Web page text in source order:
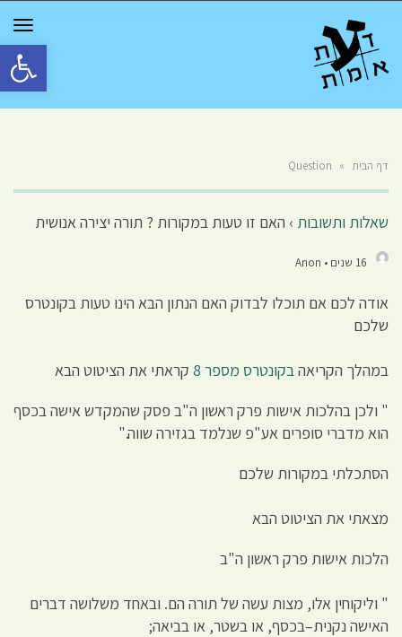
פתח
דף הבית »
Question
שאלות ותשובות › האם זו טעות במקורות ? תורה יצירה אנושית
16 שנים • Anon
אודה לכם אם תוכלו לבדוק האם הנתון הבא הינו טעות בקונטרס
שלכם
במהלך הקריאהבקונטרס מספר 8
קראתי את הציטוט הבא
" ולכן בהלכות אישות פרק ראשון ה"ב פסק שהמקדש אישה בכסף
הוא מדברי סופרים אע"פ שנלמד בגזירה שווה."
הסתכלתי במקורות שלכם
מצאתי את הציטוט הבא
הלכות אישות פרק ראשון ה"ב
" וליקוחין אלו, מצות עשה של תורה הם. ובאחד משלושה דברים
האישה נקנית–בכסף, או בשטר, או בביאה;